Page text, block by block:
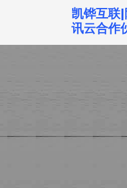
到
凯铧互联
讯云合作